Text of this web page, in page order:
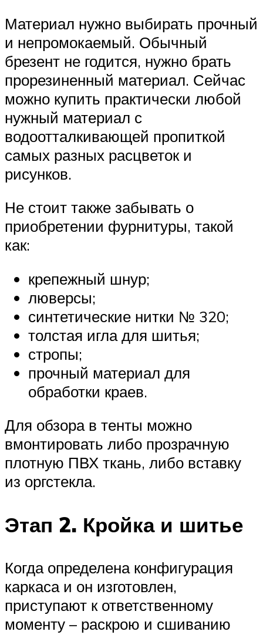
Материал нужно выбирать прочный
и непромокаемый. Обычный
брезент не годится, нужно брать
прорезиненный материал. Сейчас
можно купить практически любой
нужный материал с
водоотталкивающей пропиткой
самых разных расцветок и
рисунков.
Не стоит также забывать о
приобретении фурнитуры, такой
как:
крепежный шнур;
люверсы;
синтетические нитки № 320;
толстая игла для шитья;
стропы;
прочный материал для
обработки краев.
Для обзора в тенты можно
вмонтировать либо прозрачную
плотную ПВХ ткань, либо вставку
из оргстекла.
Этап 2. Кройка и шитье
Когда определена конфигурация
каркаса и он изготовлен,
приступают к ответственному
моменту – раскрою и сшиванию